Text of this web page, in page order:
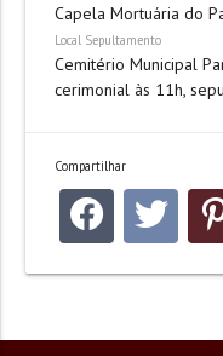
Capela Mortuária do
Local Sepultamento
Cemitério Municipal
cerimonial às 11h,
Compartilhar